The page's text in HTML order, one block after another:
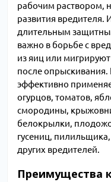
рабочим раствором,
развития вредителя.
длительным
важно в борьбе с
из яиц или
после опрыскивания.
эффективно
огурцов, томатов,
смородины,
белокрылки,
гусениц,
других вредителей.
Преимущества